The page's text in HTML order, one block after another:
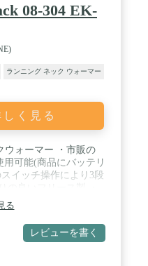
08-304 EK-
ランニング ネック ウォーマー
く見る
ウォーマー ・市販の
可能(商品にバッテリ
イッチ操作により3段
ージ重量: 0.17 kg / 素
る
レビューを書く